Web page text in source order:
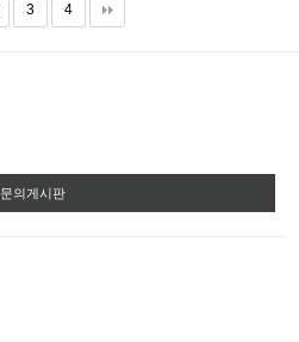
3 4
문의게시판